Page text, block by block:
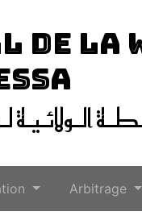
DE LA
Arbitrage